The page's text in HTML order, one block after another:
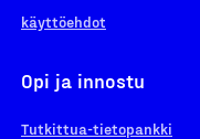
käyttöehdot
Opi ja innostu
Tutkittua-tietopankki